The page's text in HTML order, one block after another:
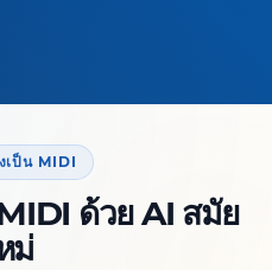
เป็น MIDI
ด้วย AI สมัย
ม่